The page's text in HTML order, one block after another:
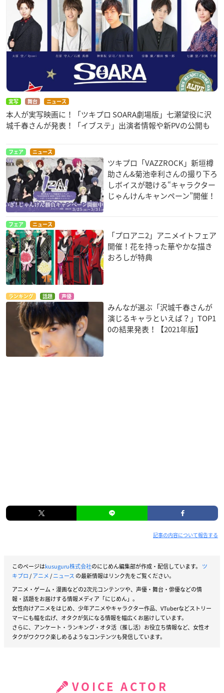
実写 舞台 ニュース
本人が実写映画に！「ツキプロ SOARA劇場版」七瀬望役に沢
城千春さんが発表！「イブステ」出演者情報や新PVの公開も
フェア ニュース
ツキプロ「VAZZROCK」新垣樽
助さん&菊池幸利さんの撮り下ろ
しボイスが聴ける“キャラクター
じゃんけんキャンペーン”開催！
フェア ニュース
「プロアニ2」アニメイトフェア
開催！花を持った華やかな描き
おろしが特典
ランキング 話題 声優
みんなが選ぶ「沢城千春さんが
演じるキャラといえば？」TOP1
0の結果発表！【2021年版】
記事の内容について報告する
このページはkusuguru株式会社のにじめん編集部が作成・配信しています。 ツ
キプロ/アニメ/ニュース の最新情報はリンク先をご覧ください。
アニメ・ゲーム・漫画などの2次元コンテンツや、声優・舞台・俳優などの情
報・話題をお届けする情報メディア「にじめん」。
女性向けアニメをはじめ、少年アニメやキャラクター作品、VTuberなどストリー
マーにも幅を広げ、オタクが気になる情報を幅広くお届けしています。
さらに、アンケート・ランキング・オタ活（推し活）お役立ち情報など、女性オ
タクがワクワク楽しめるようなコンテンツも発信しています。
VOICE ACTOR